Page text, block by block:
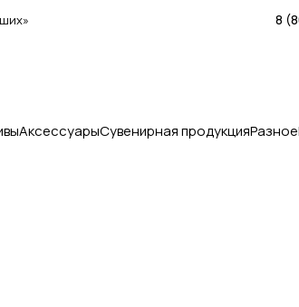
8
АксессуарыСувенирная продукцияРазное